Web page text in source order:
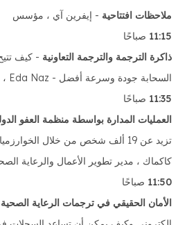
ملاحظات افتتاحية - إيفرين آي ، مؤسس
11:15 صباحًا
ذاكرة الترجمة والترجمة التعاونية - كيف
السحابة جودة وسرعة أفضل - Eda Naz ، مدير المجتمع
11:35 صباحًا
العمليات المدارة بواسطة منظمة العفو
تزيد عن 19 ألف شخص من خلال
كاكماك ، مدير تطوير الأعمال والرعاية
11:50 صباحًا
الأمان الحقيقي في ترجمات الرعاية الصحية